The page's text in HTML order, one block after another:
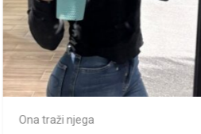
Ona traži njega